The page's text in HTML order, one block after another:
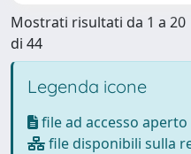
Mostrati risultati da 1 a 20
di 44
Legenda icone
file ad accesso aperto
file disponibili sulla